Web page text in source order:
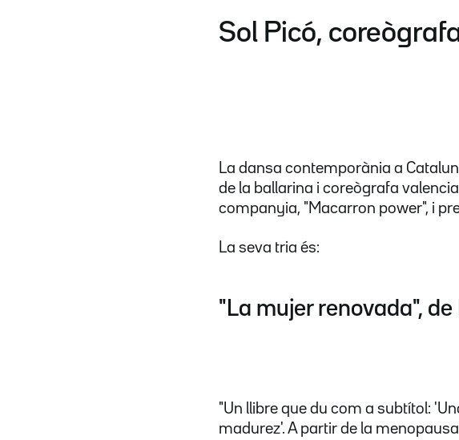
Sol Picó,
La dansa contemporània a
de la ballarina i coreògrafa
companyia, "Macarron power", i
La seva tria és:
"La mujer renovada",
"Un llibre que du com a subtítol:
madurez'. A partir de la